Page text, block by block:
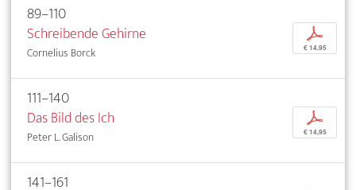
89–110
Schreibende Gehirne
Cornelius Borck
p
€ 14,95
111–140
Das Bild des Ich
Peter L. Galison
p
€ 14,95
141–161